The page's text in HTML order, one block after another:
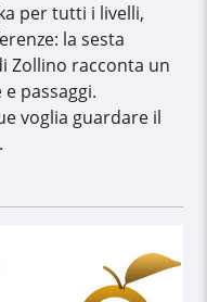
per tutti i livelli,
la sesta
Zollino racconta un
passaggi.
voglia guardare il